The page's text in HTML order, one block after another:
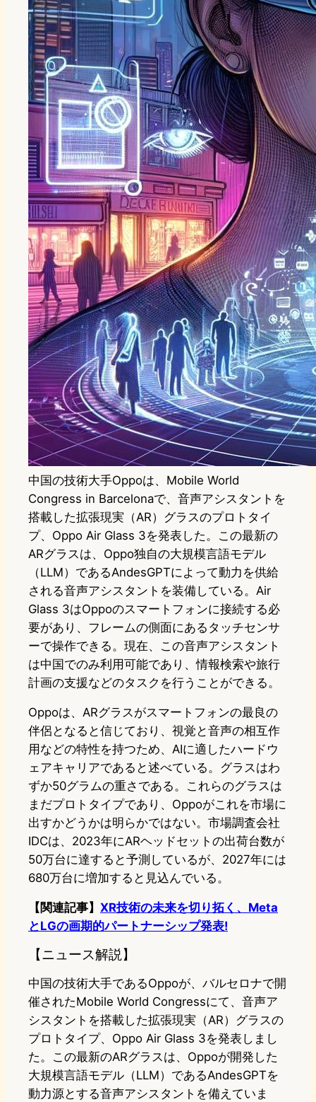
中国の技術大手Oppoは、Mobile World
Congress in Barcelonaで、音声アシスタントを
搭載した拡張現実（AR）グラスのプロトタイ
プ、Oppo Air Glass 3を発表した。この最新の
ARグラスは、Oppo独自の大規模言語モデル
（LLM）であるAndesGPTによって動力を供給
される音声アシスタントを装備している。Air
Glass 3はOppoのスマートフォンに接続する必
要があり、フレームの側面にあるタッチセンサ
ーで操作できる。現在、この音声アシスタント
は中国でのみ利用可能であり、情報検索や旅行
計画の支援などのタスクを行うことができる。
Oppoは、ARグラスがスマートフォンの最良の
伴侶となると信じており、視覚と音声の相互作
用などの特性を持つため、AIに適したハードウ
ェアキャリアであると述べている。グラスはわ
ずか50グラムの重さである。これらのグラスは
まだプロトタイプであり、Oppoがこれを市場に
出すかどうかは明らかではない。市場調査会社
IDCは、2023年にARヘッドセットの出荷台数が
50万台に達すると予測しているが、2027年には
680万台に増加すると見込んでいる。
【関連記事】 XR技術の未来を切り拓く、Meta
とLGの画期的パートナーシップ発表!
【ニュース解説】
中国の技術大手であるOppoが、バルセロナで開
催されたMobile World Congressにて、音声ア
シスタントを搭載した拡張現実（AR）グラスの
プロトタイプ、Oppo Air Glass 3を発表しまし
た。この最新のARグラスは、Oppoが開発した
大規模言語モデル（LLM）であるAndesGPTを
動力源とする音声アシスタントを備えていま